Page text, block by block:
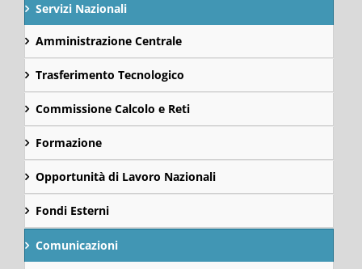
Servizi Nazionali
Amministrazione Centrale
Trasferimento Tecnologico
Commissione Calcolo e Reti
Formazione
Opportunità di Lavoro Nazionali
Fondi Esterni
Comunicazioni